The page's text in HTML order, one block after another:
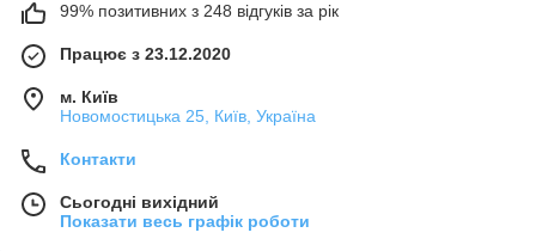
99% позитивних з 248 відгуків за рік
Працює з 23.12.2020
м. Київ
Новомостицька 25, Київ, Україна
Контакти
Сьогодні вихідний
Показати весь графік роботи